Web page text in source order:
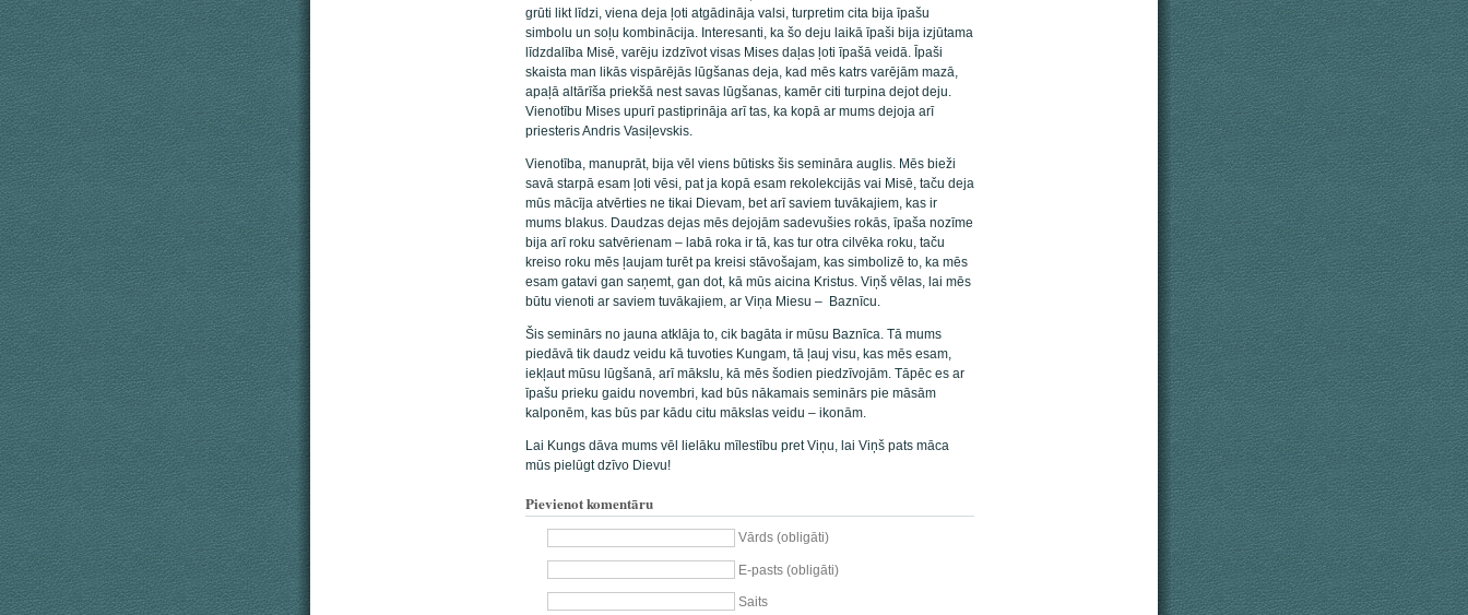
grūti likt līdzi, viena deja ļoti atgādināja valsi, turpretim cita bija īpašu
simbolu un soļu kombinācija. Interesanti, ka šo deju laikā īpaši bija izjūtama
līdzdalība Misē, varēju izdzīvot visas Mises daļas ļoti īpašā veidā. Īpaši
skaista man likās vispārējās lūgšanas deja, kad mēs katrs varējām mazā,
apaļā altārīša priekšā nest savas lūgšanas, kamēr citi turpina dejot deju.
Vienotību Mises upurī pastiprināja arī tas, ka kopā ar mums dejoja arī
priesteris Andris Vasiļevskis.
Vienotība, manuprāt, bija vēl viens būtisks šis semināra auglis. Mēs bieži
savā starpā esam ļoti vēsi, pat ja kopā esam rekolekcijās vai Misē, taču deja
mūs mācīja atvērties ne tikai Dievam, bet arī saviem tuvākajiem, kas ir
mums blakus. Daudzas dejas mēs dejojām sadevušies rokās, īpaša nozīme
bija arī roku satvērienam – labā roka ir tā, kas tur otra cilvēka roku, taču
kreiso roku mēs ļaujam turēt pa kreisi stāvošajam, kas simbolizē to, ka mēs
esam gatavi gan saņemt, gan dot, kā mūs aicina Kristus. Viņš vēlas, lai mēs
būtu vienoti ar saviem tuvākajiem, ar Viņa Miesu – Baznīcu.
Šis seminārs no jauna atklāja to, cik bagāta ir mūsu Baznīca. Tā mums
piedāvā tik daudz veidu kā tuvoties Kungam, tā ļauj visu, kas mēs esam,
iekļaut mūsu lūgšanā, arī mākslu, kā mēs šodien piedzīvojām. Tāpēc es ar
īpašu prieku gaidu novembri, kad būs nākamais seminārs pie māsām
kalponēm, kas būs par kādu citu mākslas veidu – ikonām.
Lai Kungs dāva mums vēl lielāku mīlestību pret Viņu, lai Viņš pats māca
mūs pielūgt dzīvo Dievu!
Pievienot komentāru
Vārds (obligāti)
E-pasts (obligāti)
Saits